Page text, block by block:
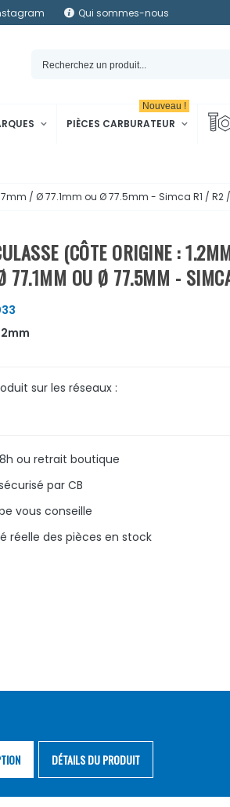
Qui sommes-nous
PIÈCES CARBURATEUR
Nouveau !
/ Ø 77.1mm ou Ø 77.5mm - Simca R1 / R2
(CÔTE ORIGINE :
77.1MM OU Ø 77.5MM -
ou retrait boutique
par CB
vous conseille
réelle des pièces en stock
DÉTAILS DU PRODUIT